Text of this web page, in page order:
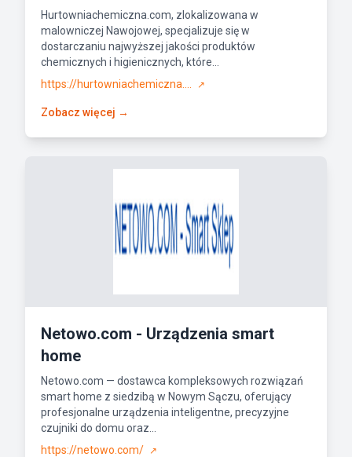
Hurtowniachemiczna.com, zlokalizowana w
malowniczej Nawojowej, specjalizuje się w
dostarczaniu najwyższej jakości produktów
chemicznych i higienicznych, które...
https://hurtowniachemiczna....
↗
Zobacz więcej →
Netowo.com - Urządzenia smart
home
Netowo.com — dostawca kompleksowych rozwiązań
smart home z siedzibą w Nowym Sączu, oferujący
profesjonalne urządzenia inteligentne, precyzyjne
czujniki do domu oraz...
https://netowo.com/
↗